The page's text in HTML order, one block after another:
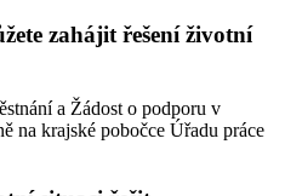
zahájit řešení životní
a Žádost o podporu v
na krajské pobočce Úřadu práce